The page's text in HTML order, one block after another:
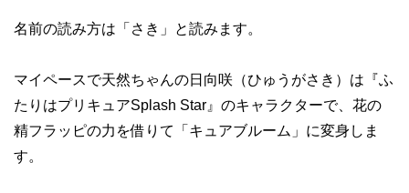
名前の読み方は「さき」と読みます。
マイペースで天然ちゃんの日向咲（ひゅうがさき）は『ふ
たりはプリキュアSplash Star』のキャラクターで、花の
精フラッピの力を借りて「キュアブルーム」に変身しま
す。